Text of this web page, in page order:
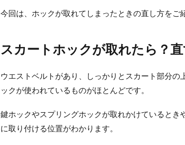
今回は、ホックが取れてしまったときの直し方をご
スカートホックが取れたら？
ウエストベルトがあり、しっかりとスカート部分
ックが使われているものがほとんどです。
鍵ホックやスプリングホックが取れかけていると
に取り付ける位置がわかります。